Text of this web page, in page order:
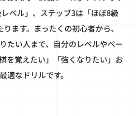
ベル」、ステップ3は「ほぼ8級
ます。まったくの初心者から、
たい人まで、自分のレベルやペー
を覚えたい」「強くなりたい」お
適なドリルです。